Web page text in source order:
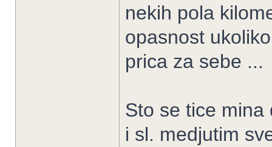
nekih pola
opasnost
prica za sebe ...
Sto se tice
i sl. medjutim